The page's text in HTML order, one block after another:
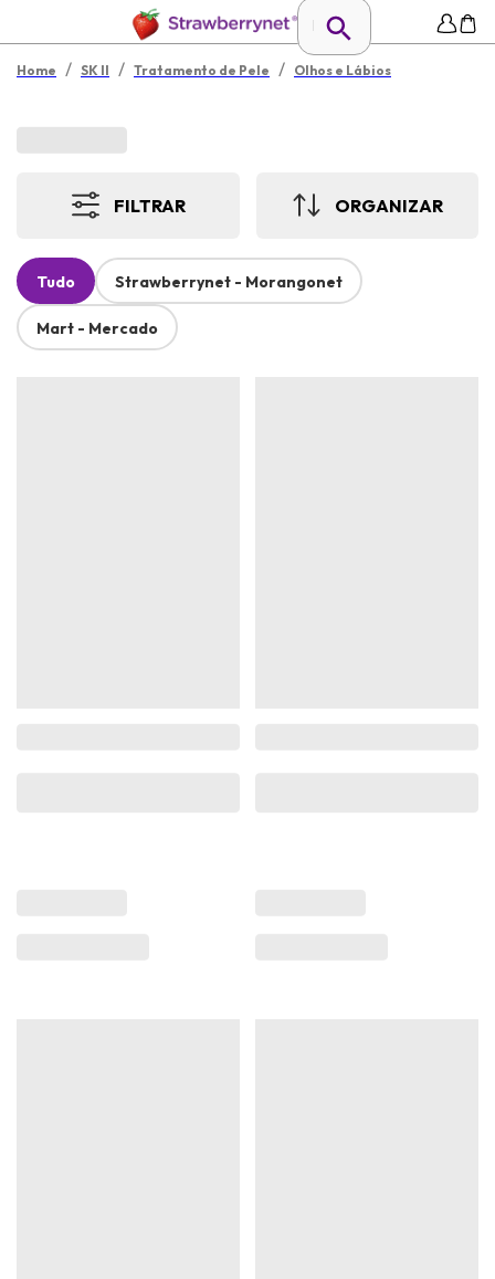
Home / SK II / Tratamento de Pele / Olhos e Lábios
FILTRAR ORGANIZAR
Tudo Strawberrynet - Morangonet
Mart - Mercado